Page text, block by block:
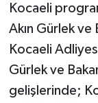
Kocaeli
Akın Gürlek ve
Kocaeli
Gürlek ve
gelişlerinde;